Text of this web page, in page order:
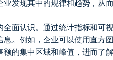
发现其中的规律和趋势，从
面认识。通过统计指标和可
。例如，企业可以使用直方
的集中区域和峰值，进而了